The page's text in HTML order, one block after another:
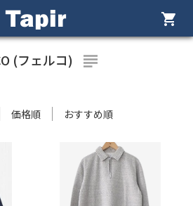
shopping_cart
(フェルコ) subject
価格順 おすすめ順